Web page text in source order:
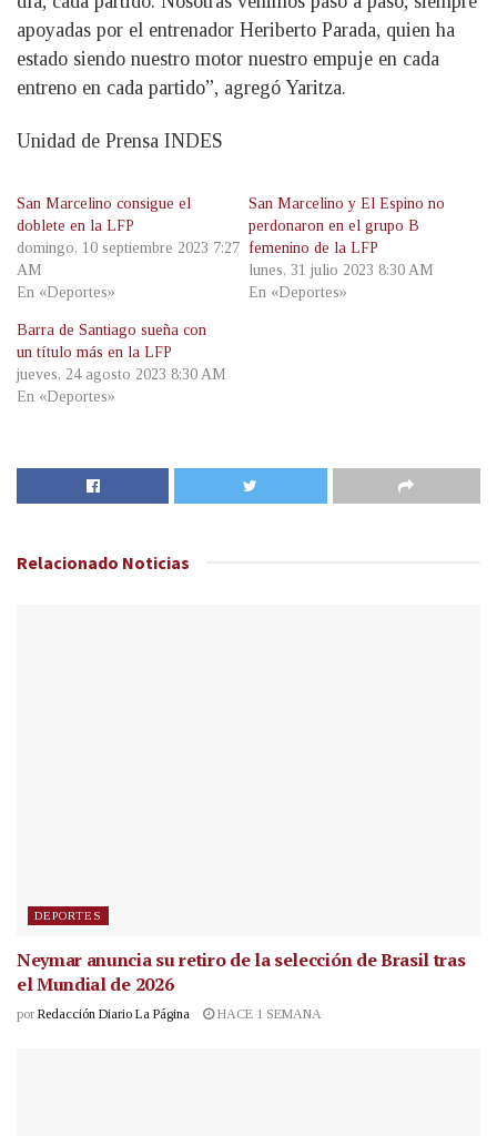
apoyadas por el entrenador Heriberto Parada, quien ha
estado siendo nuestro motor nuestro empuje en cada
entreno en cada partido”, agregó Yaritza.
Unidad de Prensa INDES
San Marcelino consigue el
doblete en la LFP
domingo, 10 septiembre 2023 7:27
AM
En «Deportes»
San Marcelino y El Espino no
perdonaron en el grupo B
femenino de la LFP
lunes, 31 julio 2023 8:30 AM
En «Deportes»
Barra de Santiago sueña con
un título más en la LFP
jueves, 24 agosto 2023 8:30 AM
En «Deportes»
Relacionado Noticias
DEPORTES
Neymar anuncia su retiro de la selección de Brasil tras
el Mundial de 2026
por Redacción Diario La Página HACE 1 SEMANA